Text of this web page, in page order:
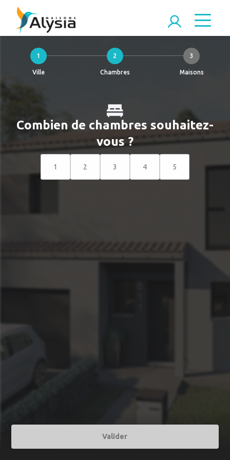
1
Ville
2
Chambres
3
Maisons
Combien de chambres souhaitez-
vous ?
1 2 3 4 5
Valider